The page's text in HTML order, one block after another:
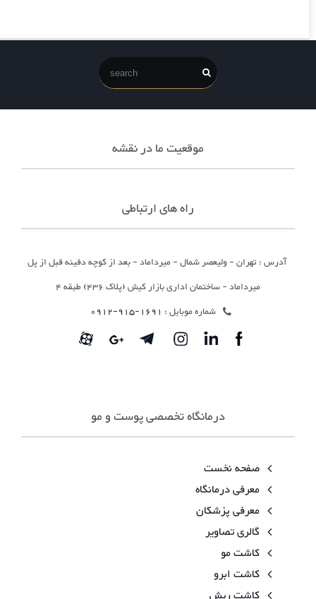
موقعیت ما در نقشه
راه های ارتباطی
آدرس : تهران - ولیعصر شمال - میرداماد - بعد از کوچه دفینه قبل از پل
میرداماد - ساختمان اداری بازار کیش (پلاک 436) طبقه 4
شماره موبایل : 1691-915-0912
درمانگاه تخصصی پوست و مو
صفحه نخست
معرفی درمانگاه
معرفی پزشکان
گالری تصاویر
کاشت مو
کاشت ابرو